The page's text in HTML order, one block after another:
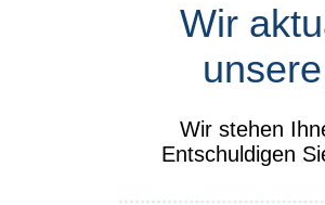
Wir
Wir stehen
Entschuldigen